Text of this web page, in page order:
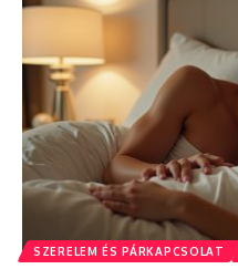
SZERELEM ÉS PÁRKAPCSOLAT